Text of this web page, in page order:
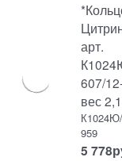
арт.
607/
вес
959
5 778